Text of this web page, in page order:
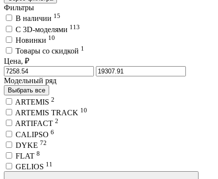
Фильтры
В наличии 15
C 3D-моделями 113
Новинки 10
Товары со скидкой 1
Цена, ₽
Модельный ряд
Выбрать все
ARTEMIS 2
ARTEMIS TRACK 10
ARTIFACT 2
CALIPSO 6
DYKE 72
FLAT 8
GELIOS 11